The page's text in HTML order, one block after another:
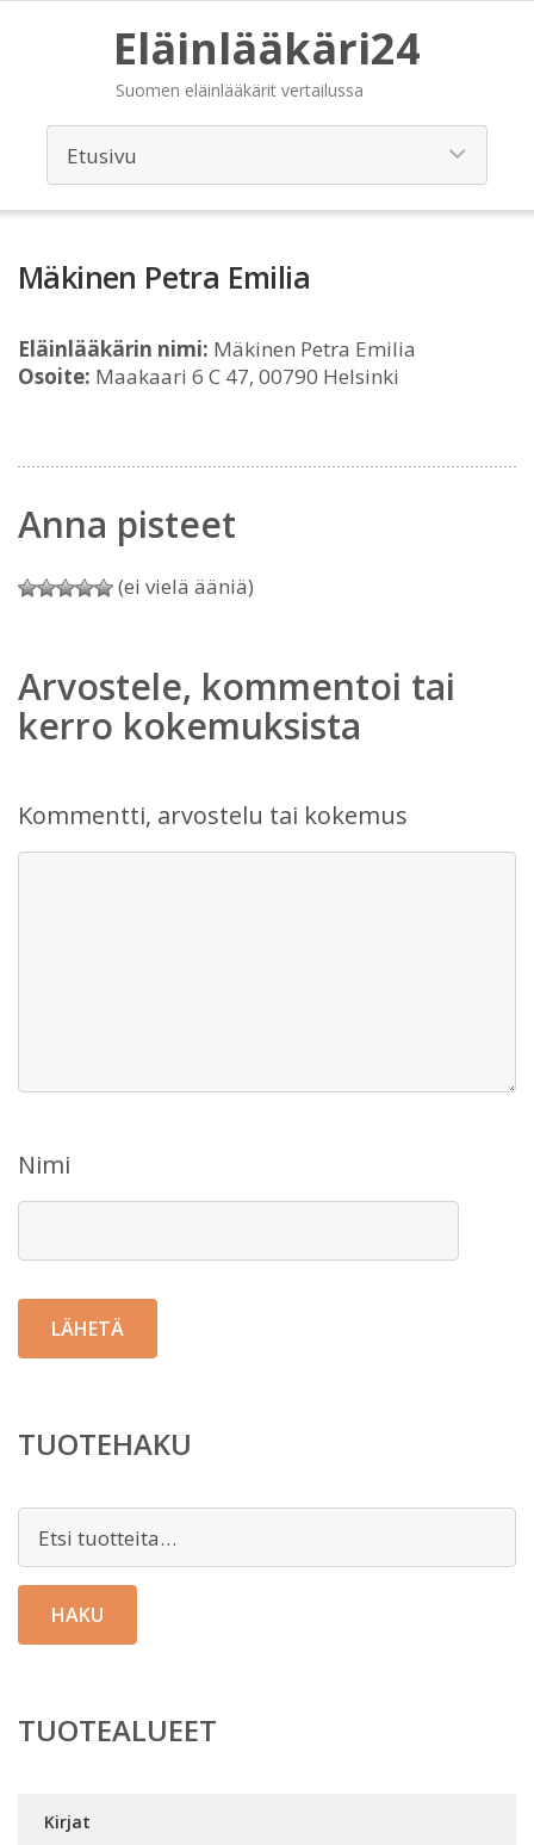
Eläinlääkäri24
Suomen eläinlääkärit vertailussa
Mäkinen Petra Emilia
Eläinlääkärin nimi: Mäkinen Petra Emilia
Osoite: Maakaari 6 C 47, 00790 Helsinki
Anna pisteet
(ei vielä ääniä)
Arvostele, kommentoi tai
kerro kokemuksista
Kommentti, arvostelu tai kokemus
Nimi
TUOTEHAKU
HAKU
TUOTEALUEET
Kirjat